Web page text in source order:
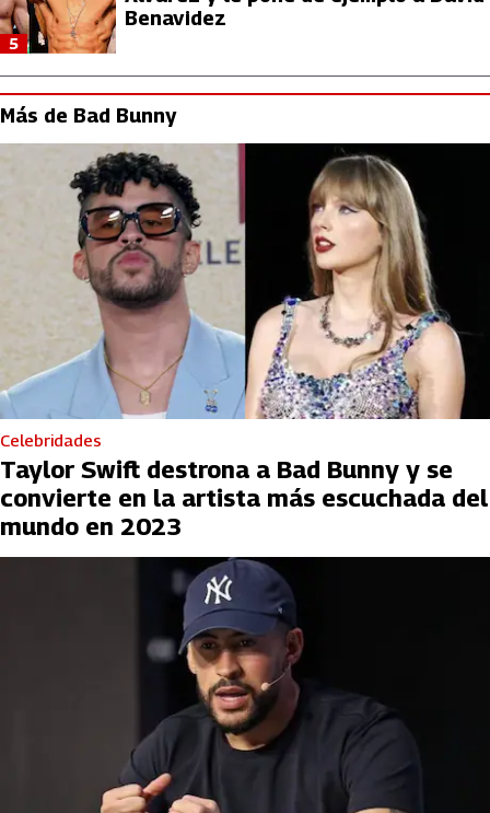
Benavidez
5
Más de Bad Bunny
Celebridades
Taylor Swift destrona a Bad Bunny y se
convierte en la artista más escuchada del
mundo en 2023